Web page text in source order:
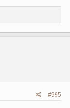
#995